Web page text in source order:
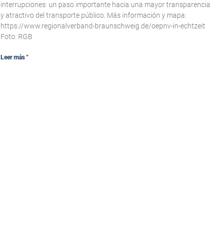
interrupciones: un paso importante hacia una mayor transparencia
y atractivo del transporte público. Más información y mapa:
https://www.regionalverband-braunschweig.de/oepnv-in-echtzeit
Foto: RGB
Leer más "